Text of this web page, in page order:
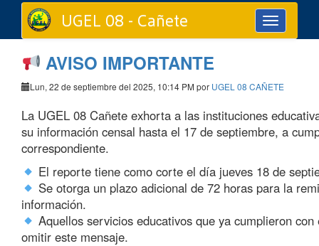
Toggle
navigation
UGEL 08 - Cañete
AVISO IMPORTANTE
Lun, 22 de septiembre del 2025, 10:14 PM por UGEL 08 CAÑETE
La UGEL 08 Cañete exhorta a las instituciones
su información censal hasta el 17 de septiembre, a
correspondiente.
El reporte tiene como corte el día jueves 18 de
Se otorga un plazo adicional de 72 horas para la
información.
Aquellos servicios educativos que ya cumplieron
omitir este mensaje.